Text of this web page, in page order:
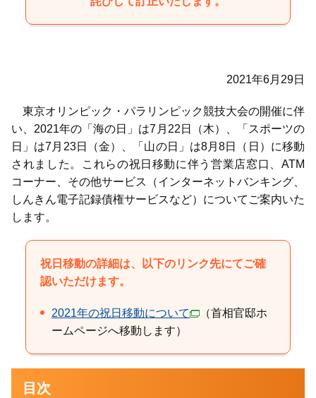
2021年6月29日
東京オリンピック・パラリンピック競技大会の開催に伴
い、2021年の「海の日」は7月22日（木）、「スポーツの
日」は7月23日（金）、「山の日」は8月8日（日）に移動
されました。これらの祝日移動に伴う営業店窓口、ATM
コーナー、その他サービス（インターネットバンキング、
しんきん電子記録債権サービスなど）についてご案内いた
します。
祝日移動の詳細は、以下のリンク先にてご確
認いただけます。
2021年の祝日移動について
（首相官邸ホ
ームページへ移動します）
目次